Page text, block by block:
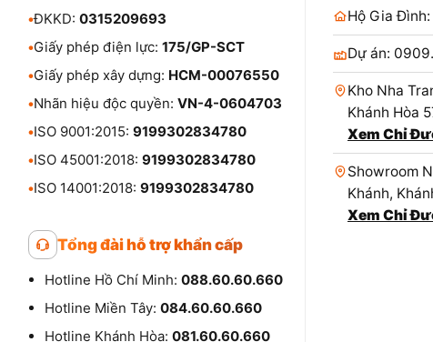
•ĐKKD: 0315209693
•Giấy phép điện lực: 175/GP-SCT
•Giấy phép xây dựng: HCM-00076550
•Nhãn hiệu độc quyền: VN-4-0604703
•ISO 9001:2015: 9199302834780
•ISO 45001:2018: 9199302834780
•ISO 14001:2018: 9199302834780
Tổng đài hỗ trợ khẩn cấp
Hotline Hồ Chí Minh: 088.60.60.660
Hotline Miền Tây: 084.60.60.660
Hotline Khánh Hòa: 081.60.60.660
Hộ Gia
Dự án:
Kho Nha
Khánh Hòa
Xem Chỉ
Showroom
Khánh,
Xem Chỉ